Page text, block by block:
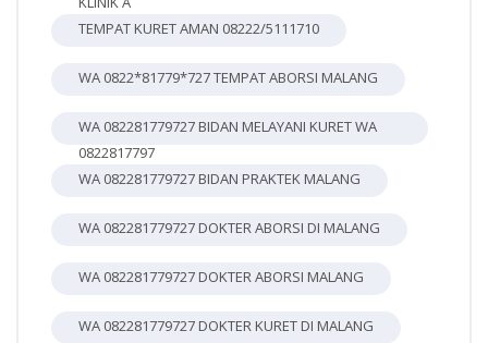
TEMPAT KURET AMAN 08222/5111710
WA 0822*81779*727 TEMPAT ABORSI MALANG
WA 082281779727 BIDAN MELAYANI KURET WA
0822817797
WA 082281779727 BIDAN PRAKTEK MALANG
WA 082281779727 DOKTER ABORSI DI MALANG
WA 082281779727 DOKTER ABORSI MALANG
WA 082281779727 DOKTER KURET DI MALANG